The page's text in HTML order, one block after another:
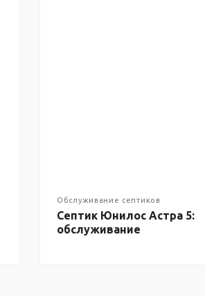
Обслуживание септиков
Септик Юнилос Астра 5:
обслуживание